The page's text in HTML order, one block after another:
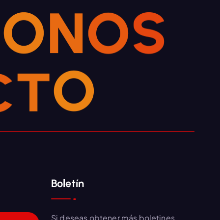
ONOS
TO
Boletín
Si deseas obtener más boletines